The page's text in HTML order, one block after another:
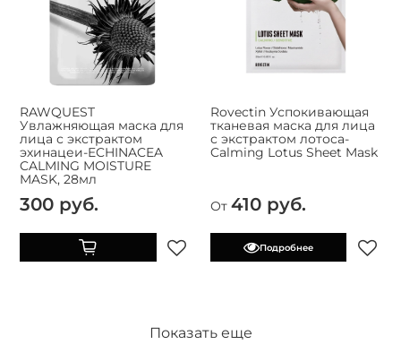
RAWQUEST
Увлажняющая маска для
лица с экстрактом
эхинацеи-ECHINACEA
CALMING MOISTURE
MASK, 28мл
300 руб.
Rovectin Успокивающая
тканевая маска для лица
с экстрактом лотоса-
Calming Lotus Sheet Mask
От 410 руб.
Подробнее
Показать еще